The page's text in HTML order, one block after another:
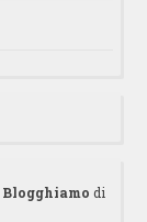
Blogghiamo di